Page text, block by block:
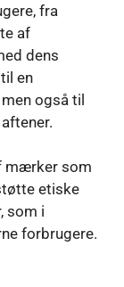
fra
af
dens
en
også til
mærker som
etiske
som i
forbrugere.